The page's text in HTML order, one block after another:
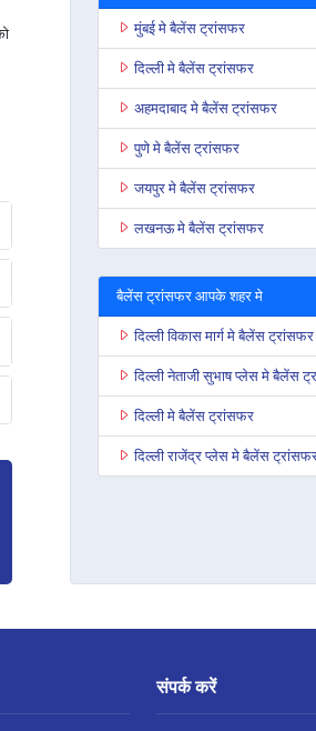
मुंबई मे बैलेंस ट्रांसफर
दिल्ली मे बैलेंस ट्रांसफर
अहमदाबाद मे बैलेंस ट्रांसफर
पुणे मे बैलेंस ट्रांसफर
जयपुर मे बैलेंस ट्रांसफर
लखनऊ मे बैलेंस ट्रांसफर
बैलेंस ट्रांसफर आपके शहर मे
दिल्ली विकास मार्ग मे बैलेंस ट्रांसफर
दिल्ली नेताजी सुभाष प्लेस मे बैलेंस
दिल्ली मे बैलेंस ट्रांसफर
दिल्ली राजेंद्र प्लेस मे बैलेंस
संपर्क करें